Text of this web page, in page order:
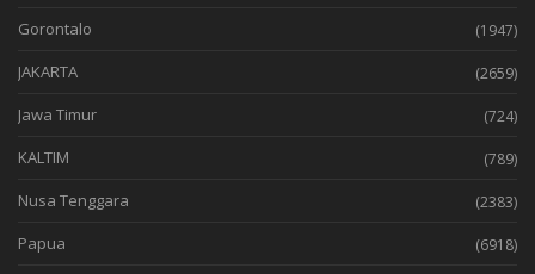
Gorontalo (1947)
JAKARTA (2659)
Jawa Timur (724)
KALTIM (789)
Nusa Tenggara (2383)
Papua (6918)